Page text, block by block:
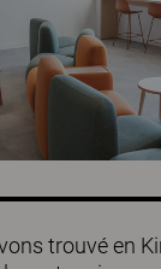
trouvé en